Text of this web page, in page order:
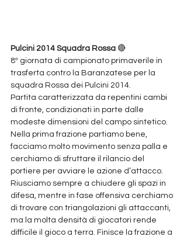
Pulcini 2014 Squadra Rossa 🔴
8ª giornata di campionato primaverile in
trasferta contro la Baranzatese per la
squadra Rossa dei Pulcini 2014.
Partita caratterizzata da repentini cambi
di fronte, condizionati in parte dalle
modeste dimensioni del campo sintetico.
Nella prima frazione partiamo bene,
facciamo molto movimento senza palla e
cerchiamo di sfruttare il rilancio del
portiere per avviare le azione d’attacco.
Riusciamo sempre a chiudere gli spazi in
difesa, mentre in fase offensiva cerchiamo
di trovare con triangolazioni gli attaccanti,
ma la molta densità di giocatori rende
difficile il gioco a terra. Finisce la frazione a